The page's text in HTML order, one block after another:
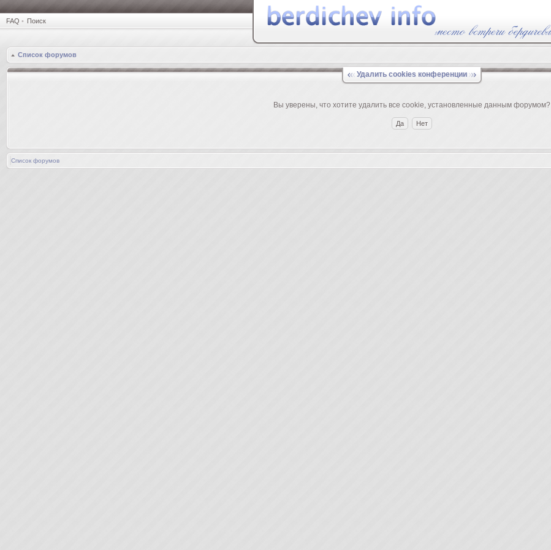
FAQ • Поиск
Список форумов
Удалить cookies конференции
Вы уверены, что хотите удалить все cookie, установленные данным форумом?
Список форумов